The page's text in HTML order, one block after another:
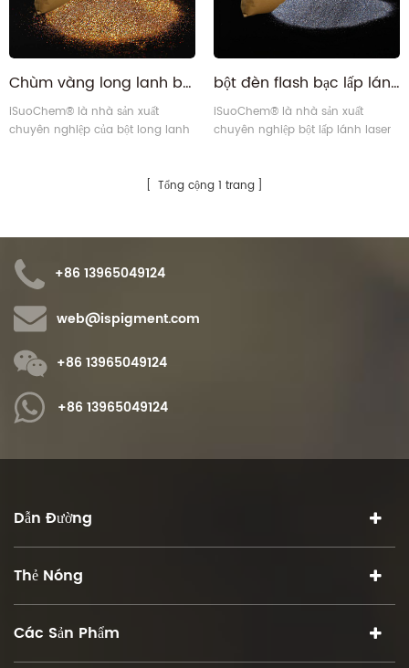
Chùm vàng long lanh bằng laser ba chiều
iSuoChem® là nhà sản xuất
chuyên nghiệp của bột long lanh
các ngành công nghiệp liên
laser bột phù hợp với SGS,
formaldehyde miễn phí, miễn phí
BPA (miễn phí bisphenol A).23
bột đèn flash bạc lấp lánh ba chiều rực rỡ
iSuoChem® là nhà sản xuất
chuyên nghiệp bột lấp lánh laser
lòng của tất cả các ngành liên
chúng tôi phù hợp với SGS , free
Tổng cộng 1 trang
+86 13965049124
web@ispigment.com
+86 13965049124
+86 13965049124
Dẫn Đường
Thẻ Nóng
Các Sản Phẩm